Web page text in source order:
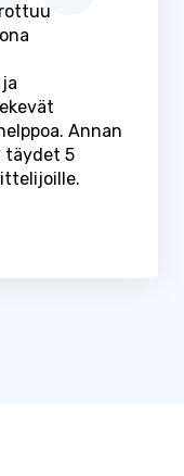
Annan
täydet 5